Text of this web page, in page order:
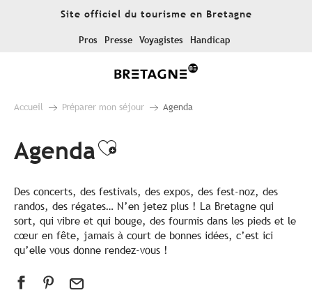
Site officiel du tourisme en Bretagne
Pros Presse Voyagistes Handicap
Accueil Préparer mon séjour Agenda
AgendaAjouter aux favoris
Des concerts, des festivals, des expos, des fest-noz, des
randos, des régates… N’en jetez plus ! La Bretagne qui
sort, qui vibre et qui bouge, des fourmis dans les pieds et le
cœur en fête, jamais à court de bonnes idées, c’est ici
qu’elle vous donne rendez-vous !